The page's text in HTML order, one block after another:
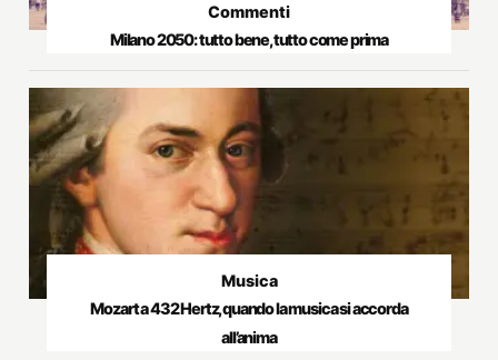
Commenti
Milano 2050: tutto bene, tutto come prima
Musica
Mozart a 432 Hertz, quando la musica si accorda
all’anima